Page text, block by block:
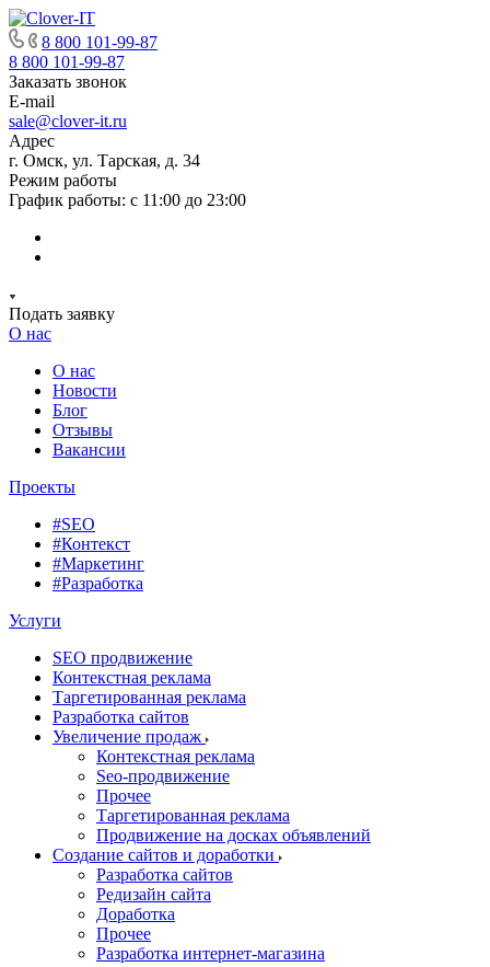
8 800 101-99-87
8 800 101-99-87
Заказать звонок
E-mail
sale@clover-it.ru
Адрес
г. Омск, ул. Тарская, д. 34
Режим работы
График работы: с 11:00 до 23:00
Подать заявку
О нас
О нас
Новости
Блог
Отзывы
Вакансии
Проекты
#SEO
#Контекст
#Маркетинг
#Разработка
Услуги
SEO продвижение
Контекстная реклама
Таргетированная реклама
Разработка сайтов
Увеличение продаж
Контекстная реклама
Seo-продвижение
Прочее
Таргетированная реклама
Продвижение на досках объявлений
Создание сайтов и доработки
Разработка сайтов
Редизайн сайта
Доработка
Прочее
Разработка интернет-магазина